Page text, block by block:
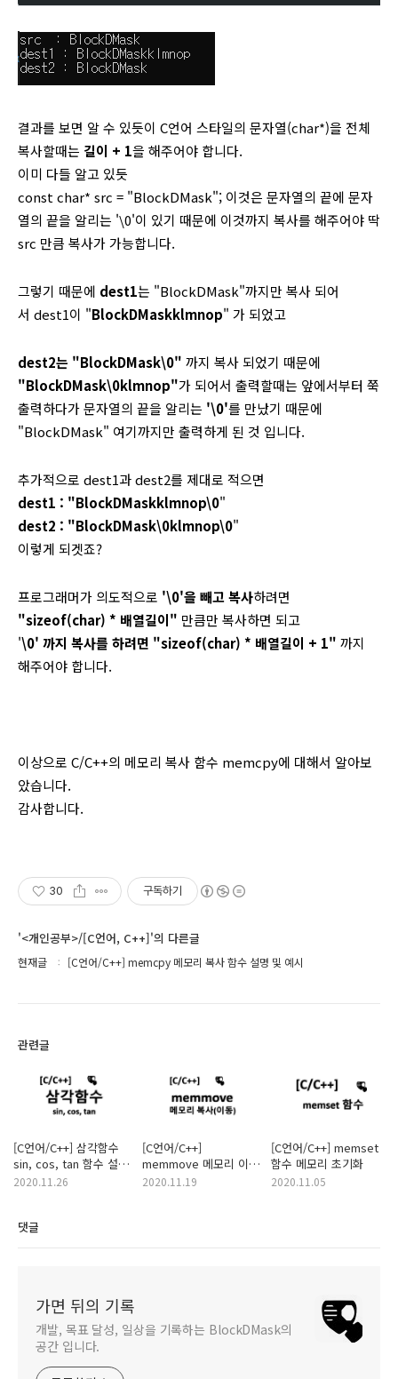
결과를 보면 알 수 있듯이 C언어 스타일의 문자열(char*)을 전체
복사할때는 길이 + 1을 해주어야 합니다.
이미 다들 알고 있듯
const char* src = "BlockDMask"; 이것은 문자열의 끝에 문자
열의 끝을 알리는 '\0'이 있기 때문에 이것까지 복사를 해주어야 딱
src 만큼 복사가 가능합니다.
그렇기 때문에 dest1는 "BlockDMask"까지만 복사 되어
서 dest1이 "BlockDMaskklmnop" 가 되었고
dest2는 "BlockDMask\0" 까지 복사 되었기 때문에
"BlockDMask\0klmnop"가 되어서 출력할때는 앞에서부터 쭉
출력하다가 문자열의 끝을 알리는 '\0'를 만났기 때문에
"BlockDMask" 여기까지만 출력하게 된 것 입니다.
추가적으로 dest1과 dest2를 제대로 적으면
dest1 : "BlockDMaskklmnop\0"
dest2 : "BlockDMask\0klmnop\0"
이렇게 되겟죠?
프로그래머가 의도적으로 '\0'을 빼고 복사하려면
"sizeof(char) * 배열길이" 만큼만 복사하면 되고
'\0' 까지 복사를 하려면 "sizeof(char) * 배열길이 + 1" 까지
해주어야 합니다.
이상으로 C/C++의 메모리 복사 함수 memcpy에 대해서 알아보
았습니다.
감사합니다.
30 구독하기
'<개인공부>/[C언어, C++]'의 다른글
현재글 [C언어/C++] memcpy 메모리 복사 함수 설명 및 예시
관련글
[C언어/C++] 삼각함수
sin, cos, tan 함수 설명
및 예제 (라디안 포함)
2020.11.26
[C언어/C++]
memmove 메모리 이동
함수 설명 및 예시
2020.11.19
[C언어/C++] memset
함수 메모리 초기화
2020.11.05
댓글
가면 뒤의 기록
개발, 목표 달성, 일상을 기록하는 BlockDMask의
공간 입니다.